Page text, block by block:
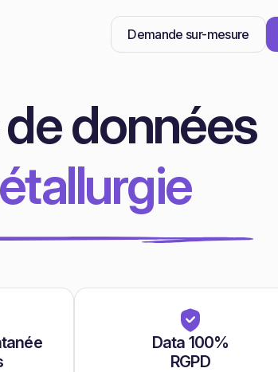
Demande sur-mesure
données
Data 100%
RGPD